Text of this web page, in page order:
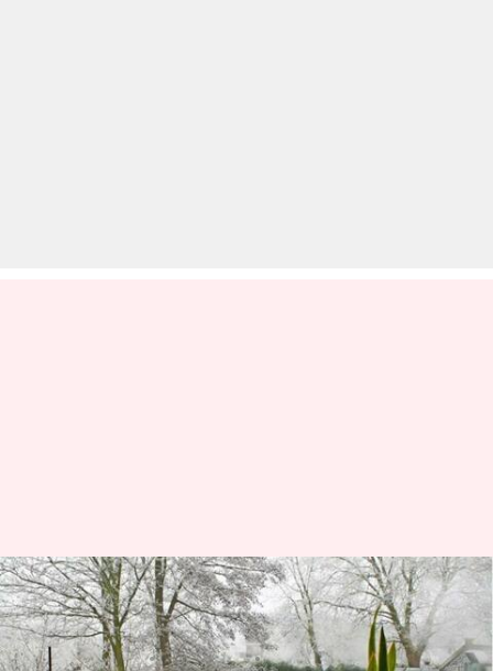
5 Tanaman Untuk Mewarnai
Taman Anda Di Musim Dingin
menulis Handoko May 09, 2023 01:49 pm